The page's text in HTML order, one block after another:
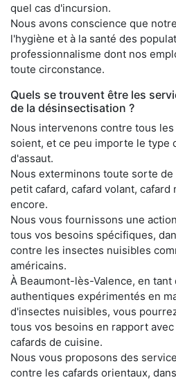
quel cas d'incursion.
Nous avons conscience que
l'hygiène et à la santé des
professionnalisme dont nos
toute circonstance.
Quels se trouvent être les
de la désinsectisation ?
Nous intervenons contre tous
soient, et ce peu importe le type
d'assaut.
Nous exterminons toute sorte de
petit cafard, cafard volant, cafard
encore.
Nous vous fournissons une
tous vos besoins spécifiques,
contre les insectes nuisibles
américains.
À Beaumont-lès-Valence, en
authentiques expérimentés en
d'insectes nuisibles, vous
tous vos besoins en rapport
cafards de cuisine.
Nous vous proposons des
contre les cafards orientaux,